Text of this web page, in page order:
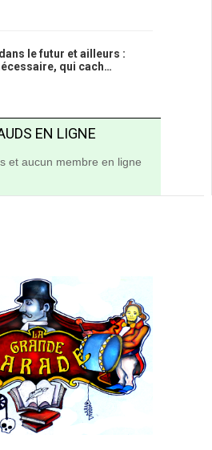
le futur et ailleurs :
qui cach…
EN LIGNE
et aucun membre en ligne